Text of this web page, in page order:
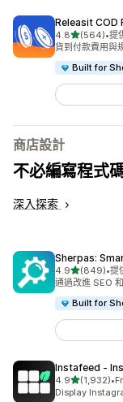
Releasit COD
4.8滿分 5 顆星
(564)
共有 564 則評價
•提
貨到付款費用與
Built for
商店設計
不必編寫程式
深入探索
Sherpas:
4.9滿分 5 顆星
(849)
共有 849 則評價
•提
通過改進 SEO
Built for
Instafeed ‑
4.9滿分 5 顆星
(1,932)
共有 1932 則評
•
Display